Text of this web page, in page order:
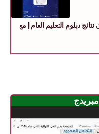
دبلوم التعليم العام|| مع